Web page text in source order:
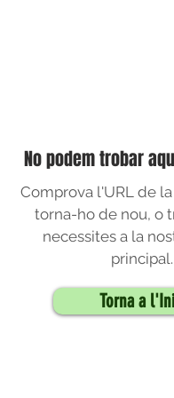
No podem trobar
Comprova l'URL de
torna-ho de nou, o
necessites a la
principal.
Torna a